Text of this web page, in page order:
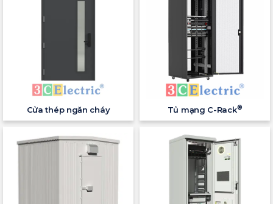
Cửa thép ngăn cháy Tủ mạng C-Rack®